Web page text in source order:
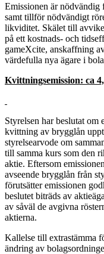
Emissionen är
samt tillför nödvändigt
likviditet. Skälet till
på ett kostnads- och
gameXcite, anskaffning
värdefulla nya ägare i
Kvittningsemission: ca
Styrelsen har beslutat
kvittning av brygglån
styrelsearvode om
till samma kurs som den
aktie. Eftersom
avseende brygglån från
förutsätter emissionen
beslutet biträds av
av såväl de avgivna
aktierna.
Kallelse till extrastämma
ändring av